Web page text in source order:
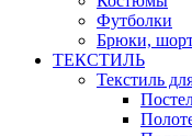
Футболки
Брюки,
ТЕКСТИЛЬ
Текстиль